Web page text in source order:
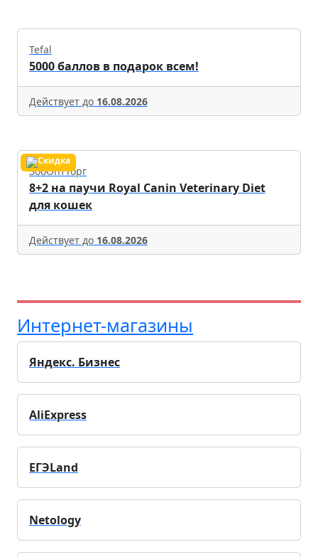
Tefal
5000 баллов в подарок всем!
Действует до 16.08.2026
ЗооОптТорг
8+2 на паучи Royal Canin Veterinary Diet
для кошек
Действует до 16.08.2026
Интернет-магазины
Яндекс. Бизнес
AliExpress
ЕГЭLand
Netology